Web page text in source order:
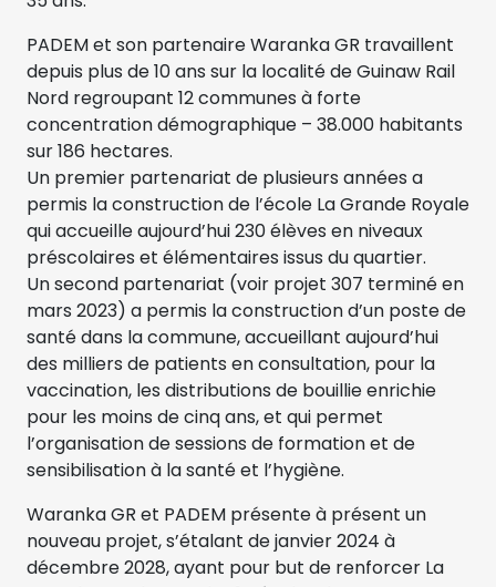
PADEM et son partenaire Waranka GR travaillent
depuis plus de 10 ans sur la localité de Guinaw Rail
Nord regroupant 12 communes à forte
concentration démographique – 38.000 habitants
sur 186 hectares.
Un premier partenariat de plusieurs années a
permis la construction de l’école La Grande Royale
qui accueille aujourd’hui 230 élèves en niveaux
préscolaires et élémentaires issus du quartier.
Un second partenariat (voir projet 307 terminé en
mars 2023) a permis la construction d’un poste de
santé dans la commune, accueillant aujourd’hui
des milliers de patients en consultation, pour la
vaccination, les distributions de bouillie enrichie
pour les moins de cinq ans, et qui permet
l’organisation de sessions de formation et de
sensibilisation à la santé et l’hygiène.
Waranka GR et PADEM présente à présent un
nouveau projet, s’étalant de janvier 2024 à
décembre 2028, ayant pour but de renforcer La